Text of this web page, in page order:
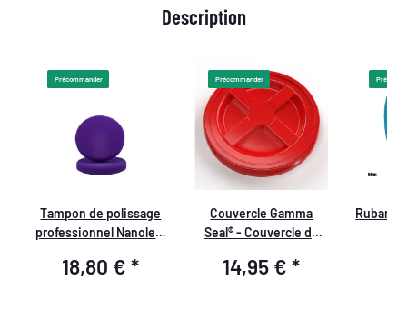
Description
Précommander
Tampon de polissage
professionnel Nanolex,
x2
18,80 €*
Précommander
Couvercle Gamma
Seal® - Couvercle de
de lavage Nuke Guys,
14,95 €*
Ruban